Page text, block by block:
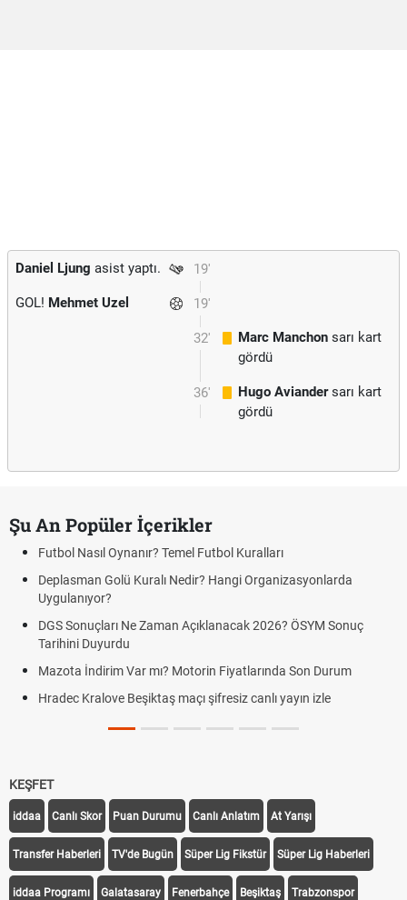
19'
Daniel Ljung asist yaptı.
19'
GOL! Mehmet Uzel
32' Marc Manchon sarı kart
gördü
36' Hugo Aviandersarı kart
gördü
Şu An Popüler İçerikler
Futbol Nasıl Oynanır? Temel Futbol Kuralları
Deplasman Golü Kuralı Nedir? Hangi Organizasyonlarda
Uygulanıyor?
DGS Sonuçları Ne Zaman Açıklanacak 2026? ÖSYM Sonuç
Tarihini Duyurdu
Mazota İndirim Var mı? Motorin Fiyatlarında Son Durum
Hradec Kralove Beşiktaş maçı şifresiz canlı yayın izle
KEŞFET
iddaa Canlı Skor Puan Durumu Canlı Anlatım At Yarışı
Transfer Haberleri TV'de Bugün Süper Lig Fikstür Süper Lig Haberleri
iddaa Programı Galatasaray Fenerbahçe Beşiktaş Trabzonspor